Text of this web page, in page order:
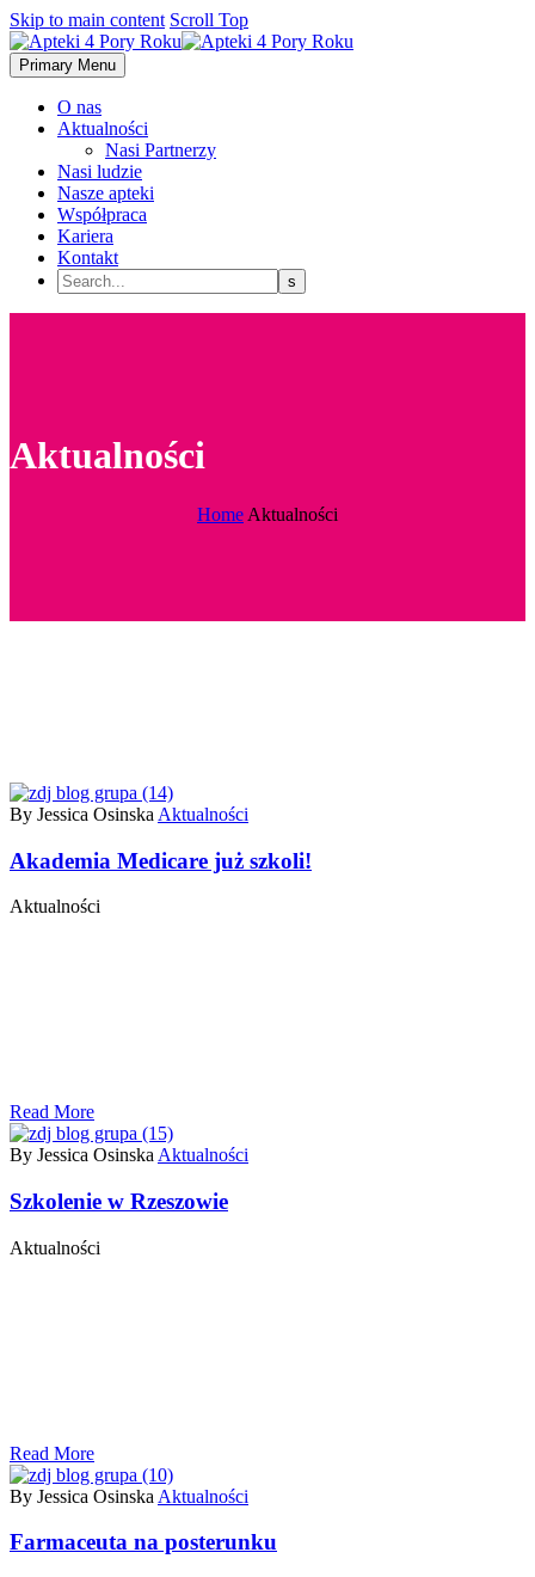
Skip to main content Scroll Top
Primary Menu
O nas
Aktualności
Nasi Partnerzy
Nasi ludzie
Nasze apteki
Współpraca
Kariera
Kontakt
Aktualności
Home Aktualności
By Jessica Osinska Aktualności
Akademia Medicare już szkoli!
Aktualności
Read More
By Jessica Osinska Aktualności
Szkolenie w Rzeszowie
Aktualności
Read More
By Jessica Osinska Aktualności
Farmaceuta na posterunku